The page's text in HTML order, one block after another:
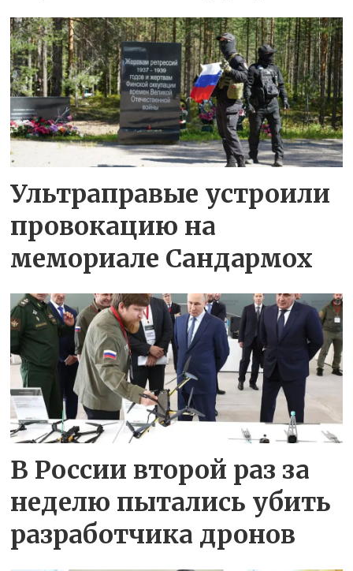
Ультраправые устроили
провокацию на
мемориале Сандармох
В России второй раз за
неделю пытались убить
разработчика дронов